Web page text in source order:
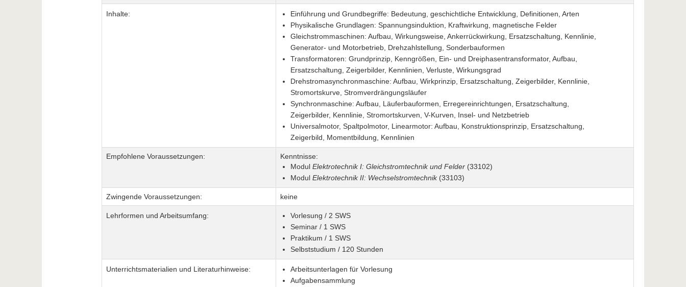
Inhalte:
Einführung und Grundbegriffe: Bedeutung, geschichtliche Entwicklung, Definitionen, Arten
Physikalische Grundlagen: Spannungsinduktion, Kraftwirkung, magnetische Felder
Gleichstrommaschinen: Aufbau, Wirkungsweise, Ankerrückwirkung, Ersatzschaltung, Kennlinie,
Generator- und Motorbetrieb, Drehzahlstellung, Sonderbauformen
Transformatoren: Grundprinzip, Kenngrößen, Ein- und Dreiphasentransformator, Aufbau,
Ersatzschaltung, Zeigerbilder, Kennlinien, Verluste, Wirkungsgrad
Drehstromasynchronmaschine: Aufbau, Wirkprinzip, Ersatzschaltung, Zeigerbilder, Kennlinie,
Stromortskurve, Stromverdrängungsläufer
Synchronmaschine: Aufbau, Läuferbauformen, Erregereinrichtungen, Ersatzschaltung,
Zeigerbilder, Kennlinie, Stromortskurven, V-Kurven, Insel- und Netzbetrieb
Universalmotor, Spaltpolmotor, Linearmotor: Aufbau, Konstruktionsprinzip, Ersatzschaltung,
Zeigerbild, Momentbildung, Kennlinien
Empfohlene Voraussetzungen:
Kenntnisse:
Modul Elektrotechnik I: Gleichstromtechnik und Felder(33102)
Modul Elektrotechnik II: Wechselstromtechnik(33103)
Zwingende Voraussetzungen: keine
Lehrformen und Arbeitsumfang:
Vorlesung / 2 SWS
Seminar / 1 SWS
Praktikum / 1 SWS
Selbststudium / 120 Stunden
Unterrichtsmaterialien und Literaturhinweise:
Arbeitsunterlagen für Vorlesung
Aufgabensammlung